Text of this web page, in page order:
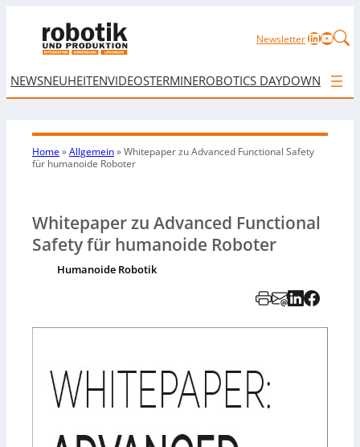
NewsletterLinkedIn
NEWSNEUHEITENVIDEOSTERMINEROBOTICS DAYDOWNLOAD
Home»Allgemein»Whitepaper zu Advanced Functional Safety
für humanoide Roboter
Whitepaper zu Advanced Functional
Safety für humanoide Roboter
Humanoide Robotik